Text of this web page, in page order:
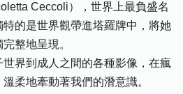
Ceccoli），世界上最負盛名
的是世界觀帶進塔羅牌中，將她
整地呈現。
界到成人之間的各種影像，在瘋
柔地牽動著我們的潛意識。